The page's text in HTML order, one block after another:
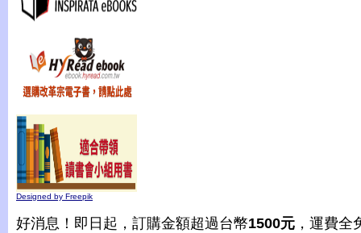
Designed by Freepik
好消息！即日起，訂購金額超過台幣1500元 ，運費全